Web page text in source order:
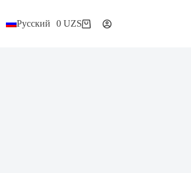
Русский Корзина
0 UZS